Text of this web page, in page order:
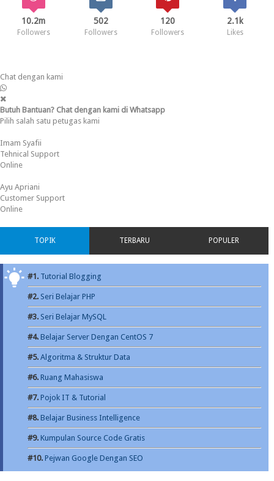
10.2m
Followers
502
Followers
120
Followers
2.1k
Likes
Chat dengan kami
Butuh Bantuan? Chat dengan kami di Whatsapp
Pilih salah satu petugas kami
Imam Syafii
Tehnical Support
Online
Ayu Apriani
Customer Support
Online
TOPIK TERBARU POPULER
#1. Tutorial Blogging
#2. Seri Belajar PHP
#3. Seri Belajar MySQL
#4. Belajar Server Dengan CentOS 7
#5. Algoritma & Struktur Data
#6. Ruang Mahasiswa
#7. Pojok IT & Tutorial
#8. Belajar Business Intelligence
#9. Kumpulan Source Code Gratis
#10. Pejwan Google Dengan SEO